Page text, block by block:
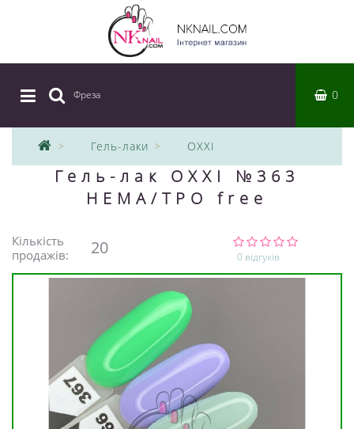
Фреза 0
Гель-лаки OXXI
Гель-лак OXXI №363
HEMA/TPO free
Кількість
продажів:
20 0 відгуків